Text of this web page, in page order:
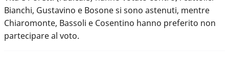
Bianchi, Gustavino e Bosone si sono astenuti, mentre
Chiaromonte, Bassoli e Cosentino hanno preferito non
partecipare al voto.